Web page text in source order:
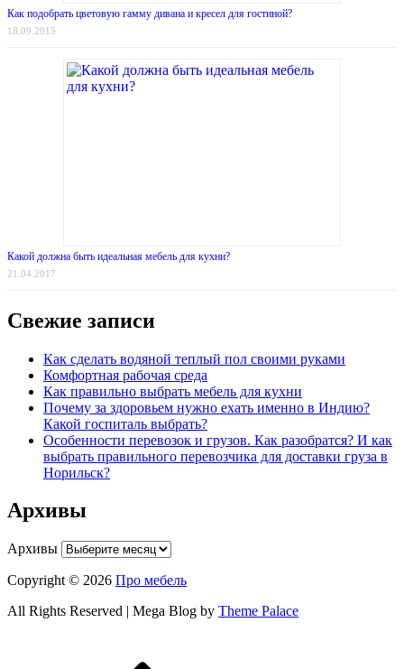
Как подобрать цветовую гамму дивана и кресел для гостиной?
18.09.2015
Какой должна быть идеальная мебель для кухни?
21.04.2017
Свежие записи
Как сделать водяной теплый пол своими руками
Комфортная рабочая среда
Как правильно выбрать мебель для кухни
Почему за здоровьем нужно ехать именно в Индию?
Какой госпиталь выбрать?
Особенности перевозок и грузов. Как разобратся? И как
выбрать правильного перевозчика для доставки груза в
Норильск?
Архивы
Архивы
Copyright © 2026 Про мебель
All Rights Reserved | Mega Blog by Theme Palace